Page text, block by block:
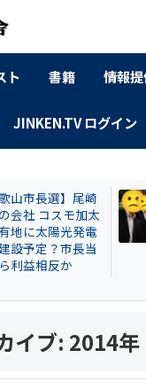
ト 書籍 情報
JINKEN.TV ログイン
長選】尾崎
コスモ加太
太陽光発電
定？市長当
益相反か
イブ: 2014年